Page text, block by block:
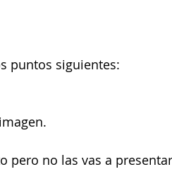
puntos siguientes:
pero no las vas a